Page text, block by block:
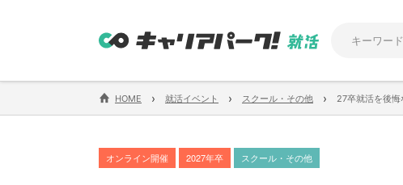
HOME › 就活イベント › スクール・その他 › 27卒就活を後
オンライン開催 2027年卒 スクール・その他